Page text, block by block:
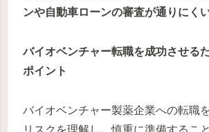
ンや自動車ローンの審査が通りにく
バイオベンチャー転職を成功させる
ポイント
バイオベンチャー製薬企業への転職
リスクを理解し、慎重に準備するこ